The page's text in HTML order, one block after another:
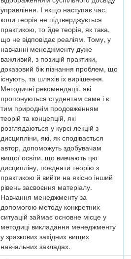
управління. І якщо наступає час,
коли теорія не підтверджується
практикою, то йде теорія, як така,
що не відповідає реаліям. Тому, у
навчанні менеджменту дуже
важливий, з позицій практики,
доказовий бік пізнання проблем, що
існують, та шляхів іх вирішення.
Методичні рекомендації, які
пропонуються студентам саме і є
тим природнім продовженням
теорій та концепцій, які
розглядаються у курсі лекцій з
дисципліни, які, як сподівається
автор, допоможуть здобувачам
вищої освіти, що вивчають цю
дисципліну, поєднати теорію з
практикою й вийти на якісно інший
рівень засвоєння матеріалу.
Навчання менеджменту за
допомогою методу конкретних
ситуацій займає основне місце у
методиці викладання менеджменту
у зразкових західних вищих
навчальних закладах.